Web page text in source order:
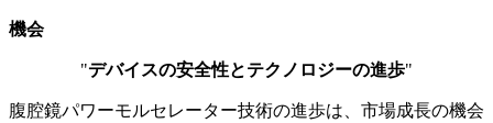
機会
"デバイスの安全性とテクノロジーの進歩"
腹腔鏡パワーモルセレーター技術の進歩は、市場成長の機会